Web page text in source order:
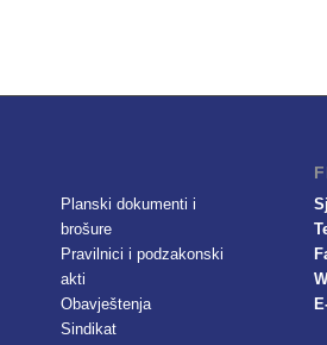
Planski dokumenti i
brošure
Pravilnici i podzakonski
akti
Obavještenja
Sindikat